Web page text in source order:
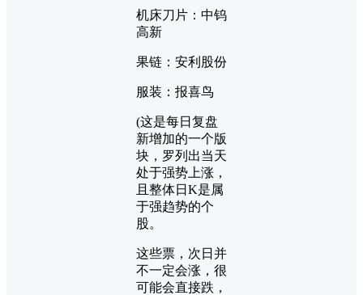
机床刀片：中钨
高新
果链：安利股份
服装：报喜鸟
(这是每日复盘
新增加的一个版
块，罗列出当天
处于强势上涨，
且整体日K是属
于强趋势的个
股。
这些票，次日并
不一定会涨，很
可能会直接跌，